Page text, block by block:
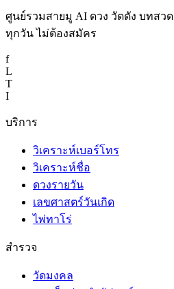
ศูนย์รวมสายมู AI ดวง วัดดัง บทสว
ทุกวัน ไม่ต้องสมัคร
f
L
T
I
บริการ
วิเคราะห์เบอร์โทร
วิเคราะห์ชื่อ
ดวงรายวัน
เลขศาสตร์วันเกิด
ไพ่ทาโร่
สำรวจ
วัดมงคล